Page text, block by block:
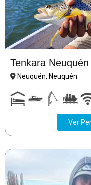
Tenkara Neuquén
Neuquén, Neuquén
Ver